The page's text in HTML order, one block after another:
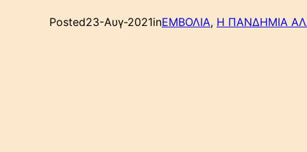
Posted23-Αυγ-2021inΕΜΒΟΛΙΑ, Η ΠΑΝΔΗΜΙΑ